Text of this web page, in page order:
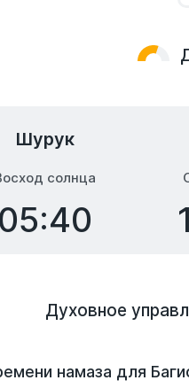
Шурук
солнца
05:40
Духовное
намаза для